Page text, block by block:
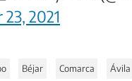
2021
Béjar Comarca Ávila